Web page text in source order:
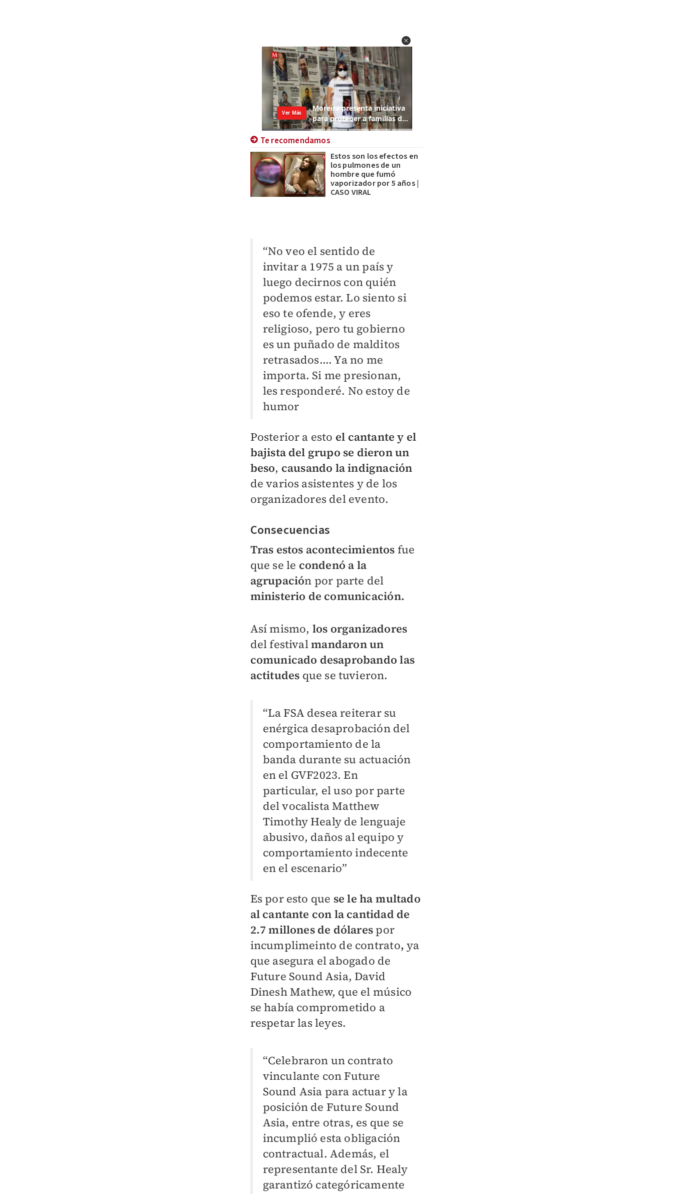
Te recomendamos
Estos son los efectos en
los pulmones de un
hombre que fumó
vaporizador por 5 años |
CASO VIRAL
“No veo el sentido de
invitar a 1975 a un país y
luego decirnos con quién
podemos estar. Lo siento si
eso te ofende, y eres
religioso, pero tu gobierno
es un puñado de malditos
retrasados.... Ya no me
importa. Si me presionan,
les responderé. No estoy de
humor
Posterior a esto el cantante y el
bajista del grupo se dieron un
beso, causando la indignación
de varios asistentes y de los
organizadores del evento.
Consecuencias
Tras estos acontecimientos fue
que se le condenó a la
agrupación por parte del
ministerio de comunicación.
Así mismo, los organizadores
del festivalmandaron un
comunicado desaprobando las
actitudes que se tuvieron.
“La FSA desea reiterar su
enérgica desaprobación del
comportamiento de la
banda durante su actuación
en el GVF2023. En
particular, el uso por parte
del vocalista Matthew
Timothy Healy de lenguaje
abusivo, daños al equipo y
comportamiento indecente
en el escenario”
Es por esto que se le ha multado
al cantante con la cantidad de
2.7 millones de dólares por
incumplimeinto de contrato, ya
que asegura el abogado de
Future Sound Asia, David
Dinesh Mathew, que el músico
se había comprometido a
respetar las leyes.
“Celebraron un contrato
vinculante con Future
Sound Asia para actuar y la
posición de Future Sound
Asia, entre otras, es que se
incumplió esta obligación
contractual. Además, el
representante del Sr. Healy
garantizó categóricamente